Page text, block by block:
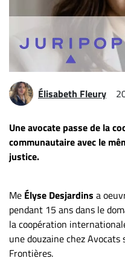
Archives
ET
EMPLOIS
AVOCATS
JURISTES
Offres
Formation
Continue
Métiers
Scoop?
Élisabeth Fleury
Une avocate passe de la
communautaire avec le
justice.
Me Élyse Desjardins a
pendant 15 ans dans le
la coopération
une douzaine chez Avocats
Frontières.